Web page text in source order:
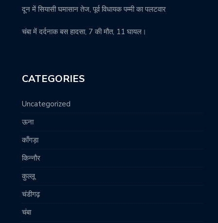
दून में सियासी घमासान तेज, पूर्व विधायक पम्मी का पलटवार
चंबा में दर्दनाक बस हादसा, 7 की मौत, 11 घायल।
CATEGORIES
Uncategorized
ऊना
काँगड़ा
किन्नौर
कुल्लू
चंडीगढ़
चंबा